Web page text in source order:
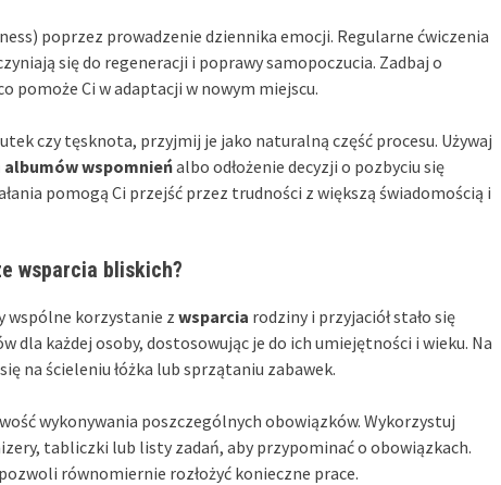
poprzez prowadzenie dziennika emocji. Regularne ćwiczenia
się do regeneracji i poprawy samopoczucia. Zadbaj o
pomoże Ci w adaptacji w nowym miejscu.
czy tęsknota, przyjmij je jako naturalną część procesu. Używaj
wspomnieńalbo odłożenie decyzji o pozbyciu się
pomogą Ci przejść przez trudności z większą świadomością i
wsparcia bliskich?
wspólne korzystanie zwsparcia rodziny i przyjaciół stało się
dla każdej osoby, dostosowując je do ich umiejętności i wieku. Na
na ścieleniu łóżka lub sprzątaniu zabawek.
wykonywania poszczególnych obowiązków. Wykorzystuj
tabliczki lub listy zadań, aby przypominać o obowiązkach.
równomiernie rozłożyć konieczne prace.